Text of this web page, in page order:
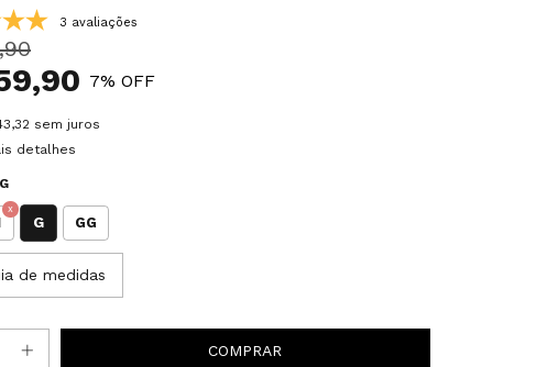
3 avaliações
7% OFF
sem juros
detalhes
G
G GG
de medidas